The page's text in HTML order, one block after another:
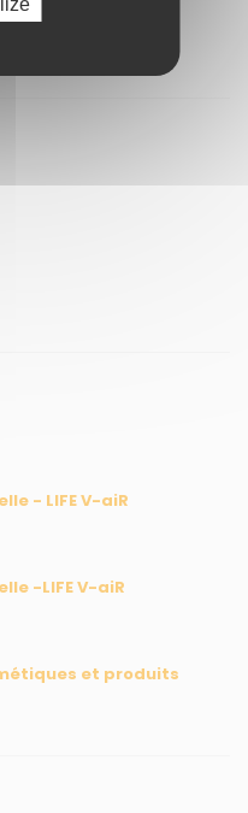
- LIFE V-aiR
-LIFE V-aiR
et produits